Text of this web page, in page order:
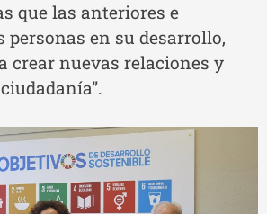
que las anteriores e
en su desarrollo,
crear nuevas relaciones y